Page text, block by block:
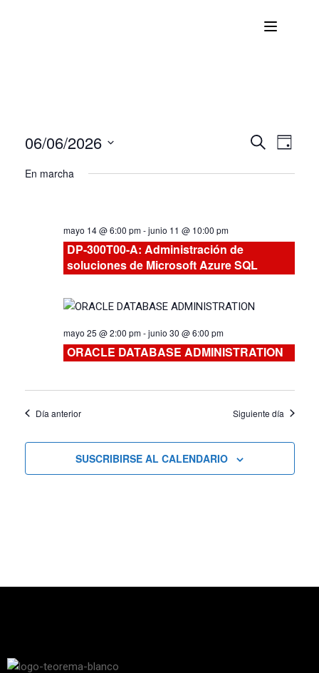
de
y
de
Cursos
BUSCAR
de
DÍA
06/06/2026
fecha.
En marcha
mayo 14 @ 6:00 pm-junio 11 @ 10:00 pm
DP-300T00-A: Administración de
soluciones de Microsoft Azure SQL
mayo 25 @ 2:00 pm-junio 30 @ 6:00 pm
ORACLE DATABASE ADMINISTRATION
Día anterior Siguiente día
SUSCRIBIRSE AL CALENDARIO